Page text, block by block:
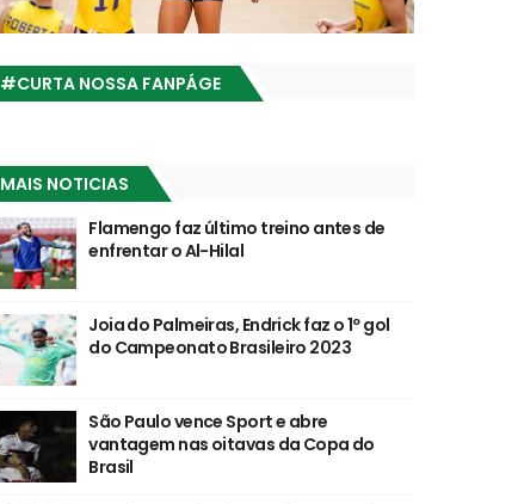
#CURTA NOSSA FANPÁGE
MAIS NOTICIAS
Flamengo faz último treino antes de
enfrentar o Al-Hilal
Joia do Palmeiras, Endrick faz o 1º gol
do Campeonato Brasileiro 2023
São Paulo vence Sport e abre
vantagem nas oitavas da Copa do
Brasil